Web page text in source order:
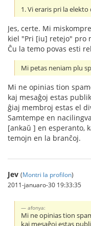
1. Vi eraris pri la
Jes, certe. Mi
kiel "Pri [iu] retejo" pro
Ĉu la temo povas esti
Mi petas neniam plu
Mi ne opinias tion
kaj mesaĝoj estas
ĝiaj membroj estas el
Samtempe en
[ankaŭ ] en esperanto,
temojn en la branĉoj.
Jev (Montri la profilon)
2011-januaro-30 19:33:35
afonya:
Mi ne opinias tion